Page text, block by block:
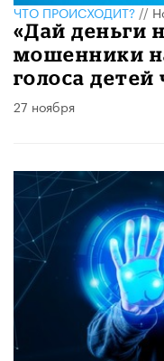
ЧТО ПРОИСХОДИТ?//
«Дай деньги
мошенники
голоса детей
27 ноября